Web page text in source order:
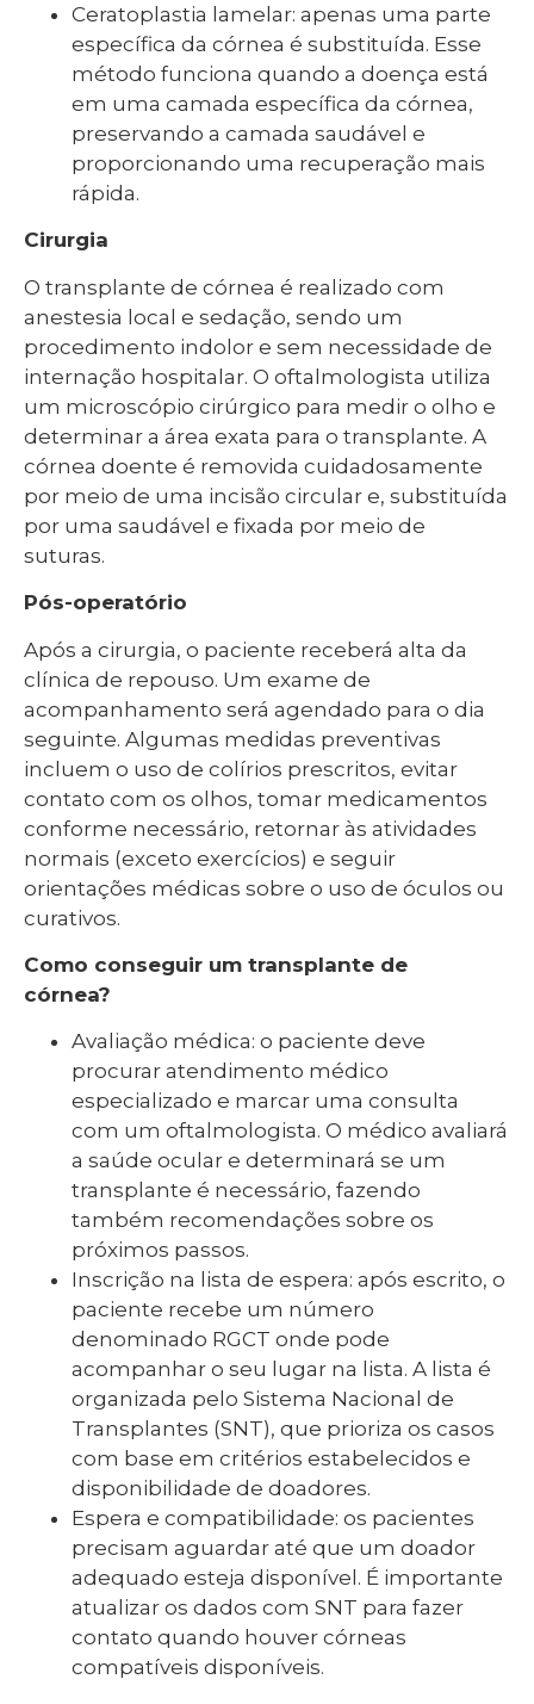
Ceratoplastia lamelar: apenas uma parte
específica da córnea é substituída. Esse
método funciona quando a doença está
em uma camada específica da córnea,
preservando a camada saudável e
proporcionando uma recuperação mais
rápida.
Cirurgia
O transplante de córnea é realizado com
anestesia local e sedação, sendo um
procedimento indolor e sem necessidade de
internação hospitalar. O oftalmologista utiliza
um microscópio cirúrgico para medir o olho e
determinar a área exata para o transplante. A
córnea doente é removida cuidadosamente
por meio de uma incisão circular e, substituída
por uma saudável e fixada por meio de
suturas.
Pós-operatório
Após a cirurgia, o paciente receberá alta da
clínica de repouso. Um exame de
acompanhamento será agendado para o dia
seguinte. Algumas medidas preventivas
incluem o uso de colírios prescritos, evitar
contato com os olhos, tomar medicamentos
conforme necessário, retornar às atividades
normais (exceto exercícios) e seguir
orientações médicas sobre o uso de óculos ou
curativos.
Como conseguir um transplante de
córnea?
Avaliação médica: o paciente deve
procurar atendimento médico
especializado e marcar uma consulta
com um oftalmologista. O médico avaliará
a saúde ocular e determinará se um
transplante é necessário, fazendo
também recomendações sobre os
próximos passos.
Inscrição na lista de espera: após escrito, o
paciente recebe um número
denominado RGCT onde pode
acompanhar o seu lugar na lista. A lista é
organizada pelo Sistema Nacional de
Transplantes (SNT), que prioriza os casos
com base em critérios estabelecidos e
disponibilidade de doadores.
Espera e compatibilidade: os pacientes
precisam aguardar até que um doador
adequado esteja disponível. É importante
atualizar os dados com SNT para fazer
contato quando houver córneas
compatíveis disponíveis.